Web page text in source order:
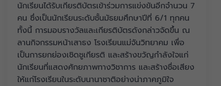
นักเรียนได้รับเกียรติบัตรเข้าร่วมการแข่งขันอีกจำนวน 7
คน ซึ่งเป็นนักเรียนระดับชั้นมัธยมศึกษาปีที่ 6/1 ทุกคน
ทั้งนี้ การมอบรางวัลและเกียรติบัตรดังกล่าวจัดขึ้น ณ
ลานกิจกรรมหน้าเสาธง โรงเรียนแม่จันวิทยาคม เพื่อ
เป็นการยกย่องเชิดชูเกียรติ และสร้างขวัญกำลังใจแก่
นักเรียนที่แสดงศักยภาพทางวิชาการ และสร้างชื่อเสียง
ให้แก่โรงเรียนในระดับนานาชาติอย่างน่าภาคภูมิใจ